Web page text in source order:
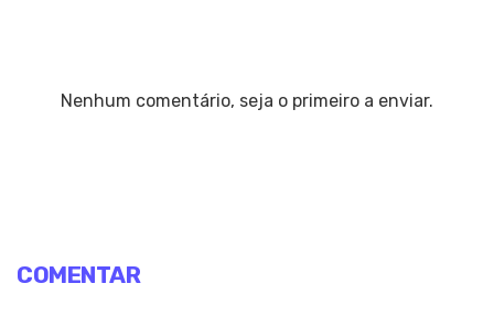
Nenhum comentário, seja o primeiro a enviar.
COMENTAR